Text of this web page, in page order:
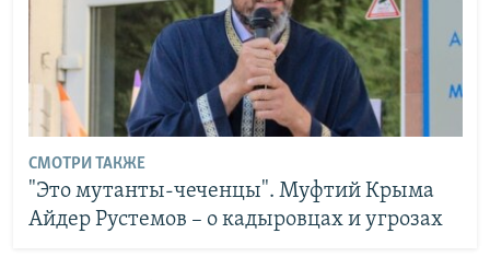
СМОТРИ ТАКЖЕ
"Это мутанты-чеченцы". Муфтий Крыма
Айдер Рустемов – о кадыровцах и угрозах